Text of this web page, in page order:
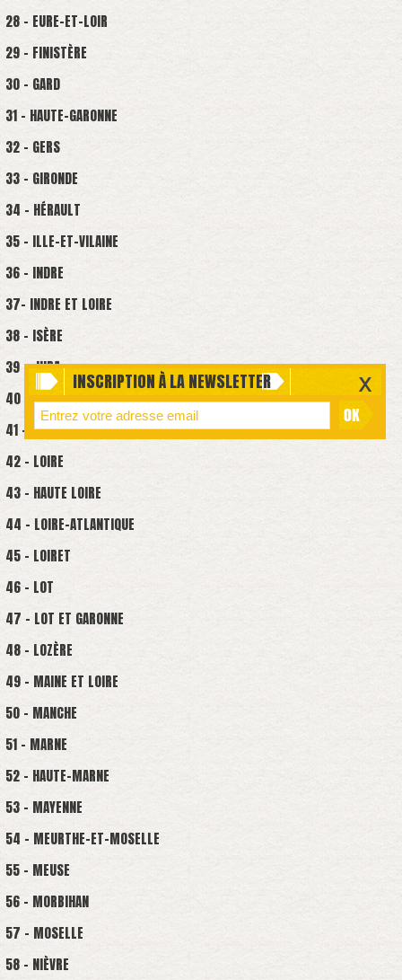
28 - EURE-ET-LOIR
29 - FINISTÈRE
30 - GARD
31 - HAUTE-GARONNE
32 - GERS
33 - GIRONDE
34 - HÉRAULT
35 - ILLE-ET-VILAINE
36 - INDRE
37- INDRE ET LOIRE
38 - ISÈRE
39 - JURA
40 - LANDES
41 - LOIRE-ET-CHER
42 - LOIRE
43 - HAUTE LOIRE
44 - LOIRE-ATLANTIQUE
45 - LOIRET
46 - LOT
47 - LOT ET GARONNE
48 - LOZÈRE
49 - MAINE ET LOIRE
50 - MANCHE
51 - MARNE
52 - HAUTE-MARNE
53 - MAYENNE
54 - MEURTHE-ET-MOSELLE
55 - MEUSE
56 - MORBIHAN
57 - MOSELLE
58 - NIÈVRE
INSCRIPTION À LA NEWSLETTER